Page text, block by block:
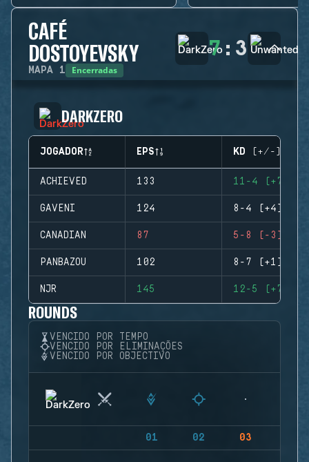
CAFÉ
DOSTOYEVSKY
MAPA 1 Encerradas
7: 3
DARKZERO
JOGADOR EPS KD (+/-)
ACHIEVED 133 11-4 (+7)
GAVENI 124 8-4 (+4)
CANADIAN 87 5-8 (-3)
PANBAZOU 102 8-7 (+1)
NJR 145 12-5 (+7)
ROUNDS
VENCIDO POR TEMPO
VENCIDO POR ELIMINAÇÕES
VENCIDO POR OBJECTIVO
01 02 03